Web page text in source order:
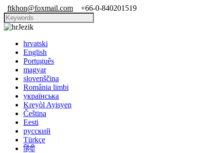
ftkhon@foxmail.com +66-0-840201519
Jezik
hrvatski
English
Português
magyar
slovenščina
România limbi
українська
Kreyòl Ayisyen
Čeština
Eesti
русский
Türkçe
हिंदी